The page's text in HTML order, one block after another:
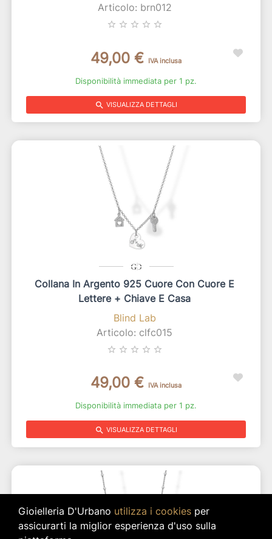
Articolo: brn012
star_border star_border star_border star_border star_border
49,00 € IVA inclusa
Disponibilità immediata per 1 pz.
search VISUALIZZA DETTAGLI
Collana In Argento 925 Cuore Con Cuore E
Lettere + Chiave E Casa
Blind Lab
Articolo: clfc015
star_border star_border star_border star_border star_border
49,00 € IVA inclusa
Disponibilità immediata per 1 pz.
search VISUALIZZA DETTAGLI
Gioielleria D'Urbano utilizza i cookiesper
assicurarti la miglior esperienza d'uso sulla